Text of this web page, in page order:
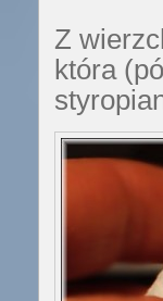
Z
która